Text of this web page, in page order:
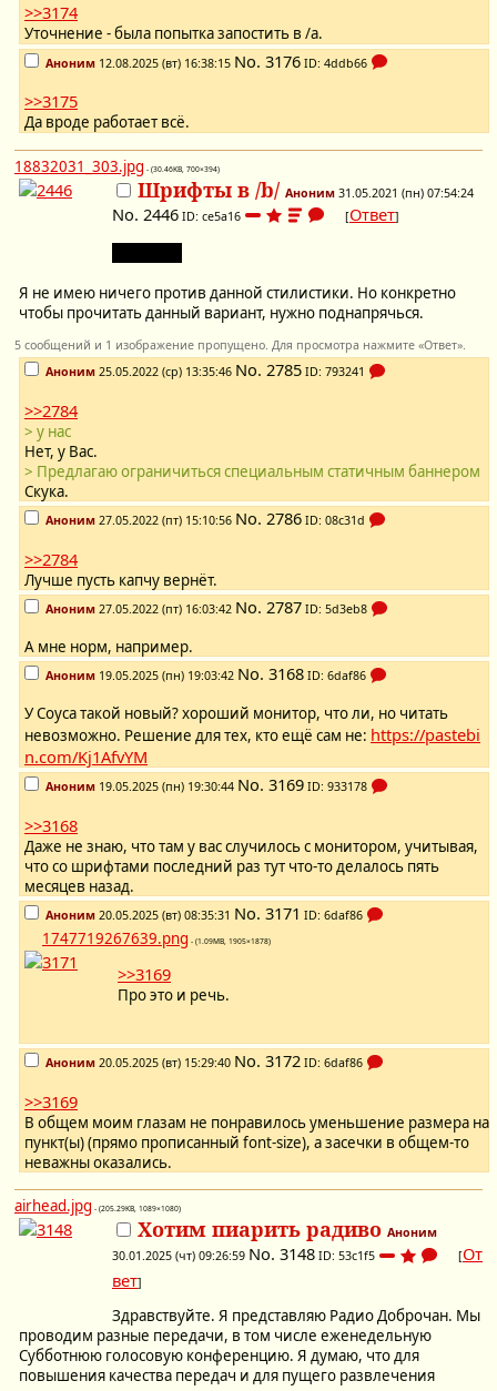
>>3174
Уточнение - была попытка запостить в /a.
Аноним 12.08.2025 (вт) 16:38:15 No. 3176 ID: 4ddb66
>>3175
Да вроде работает всё.
18832031_303.jpg - (30.46KB, 700×394)
Шрифты в /b/ Аноним 31.05.2021 (пн) 07:54:24
No. 2446 ID: ce5a16 [Ответ]
Я не имею ничего против данной стилистики. Но конкретно
чтобы прочитать данный вариант, нужно поднапрячься.
5 сообщений и 1 изображение пропущено. Для просмотра нажмите «Ответ».
Аноним 25.05.2022 (ср) 13:35:46 No. 2785 ID: 793241
>>2784
> у нас
Нет, у Вас.
> Предлагаю ограничиться специальным статичным баннером
Скука.
Аноним 27.05.2022 (пт) 15:10:56 No. 2786 ID: 08c31d
>>2784
Лучше пусть капчу вернёт.
Аноним 27.05.2022 (пт) 16:03:42 No. 2787 ID: 5d3eb8
А мне норм, например.
Аноним 19.05.2025 (пн) 19:03:42 No. 3168 ID: 6daf86
У Соуса такой новый? хороший монитор, что ли, но читать
невозможно. Решение для тех, кто ещё сам не: https://pastebi
n.com/Kj1AfvYM
Аноним 19.05.2025 (пн) 19:30:44 No. 3169 ID: 933178
>>3168
Даже не знаю, что там у вас случилось с монитором, учитывая,
что со шрифтами последний раз тут что-то делалось пять
месяцев назад.
Аноним 20.05.2025 (вт) 08:35:31 No. 3171 ID: 6daf86
1747719267639.png - (1.09MB, 1905×1878)
>>3169
Про это и речь.
Аноним 20.05.2025 (вт) 15:29:40 No. 3172 ID: 6daf86
>>3169
В общем моим глазам не понравилось уменьшение размера на
пункт(ы) (прямо прописанный font-size), а засечки в общем-то
неважны оказались.
airhead.jpg - (205.29KB, 1089×1080)
Хотим пиарить радиво Аноним
30.01.2025 (чт) 09:26:59 No. 3148 ID: 53c1f5 [От
вет]
Здравствуйте. Я представляю Радио Доброчан. Мы
проводим разные передачи, в том числе еженедельную
Субботнюю голосовую конференцию. Я думаю, что для
повышения качества передач и для пущего развлечения